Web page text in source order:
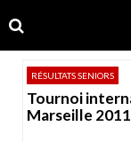
to
navigation
to
content
RÉSULTATS SENIORS
Tournoi
Marseille 2011